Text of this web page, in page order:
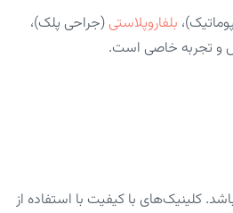
بلفاروپلاستی (جراحی پلک)،
و تجربه خاصی است.
کلینیک‌های با کیفیت با استفاده از